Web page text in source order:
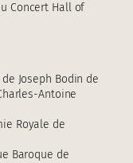
Concert Hall of
Joseph Bodin de
Antoine
Royale de
Baroque de